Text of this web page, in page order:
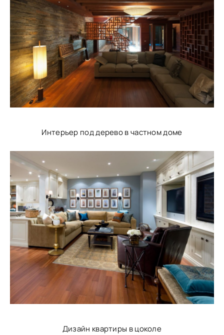
Интерьер под дерево в частном доме
Дизайн квартиры в цоколе